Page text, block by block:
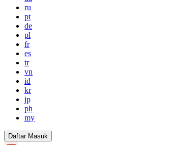
ru
pt
de
pl
fr
es
tr
vn
id
kr
jp
ph
my
Daftar Masuk